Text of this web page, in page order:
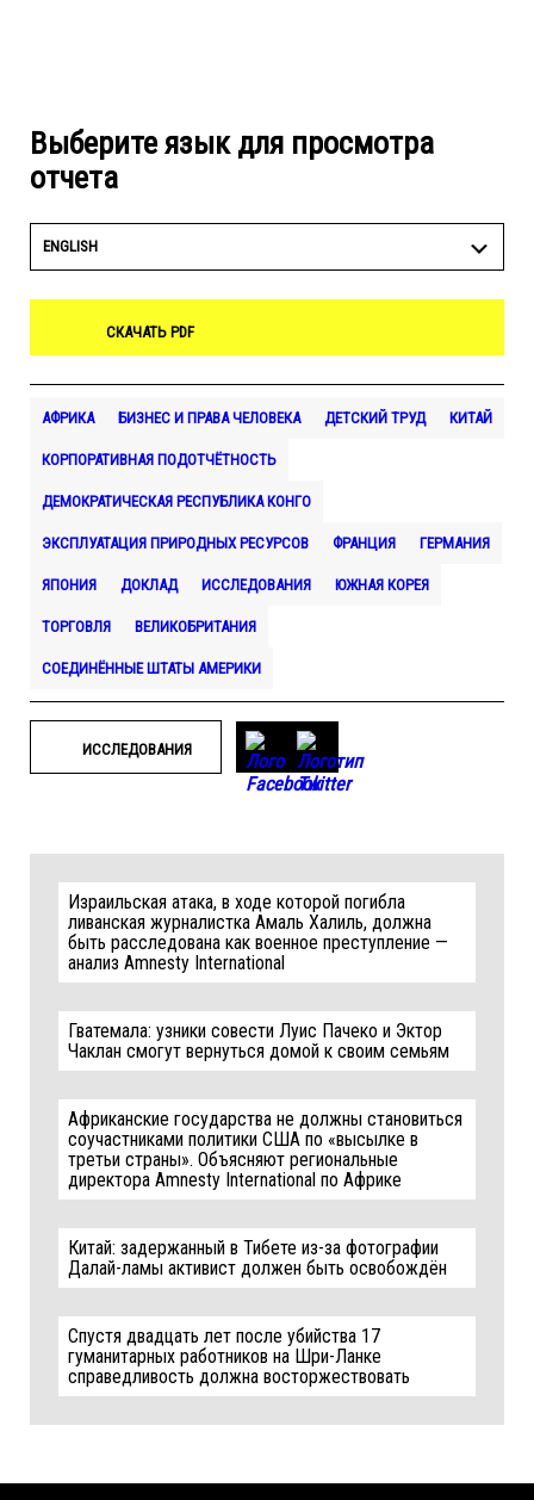
Выберите язык для просмотра
отчета
ENGLISH
СКАЧАТЬ PDF
АФРИКА БИЗНЕС И ПРАВА ЧЕЛОВЕКА ДЕТСКИЙ ТРУД КИТАЙ
КОРПОРАТИВНАЯ ПОДОТЧЁТНОСТЬ
ДЕМОКРАТИЧЕСКАЯ РЕСПУБЛИКА КОНГО
ЭКСПЛУАТАЦИЯ ПРИРОДНЫХ РЕСУРСОВ ФРАНЦИЯ ГЕРМАНИЯ
ЯПОНИЯ ДОКЛАД ИССЛЕДОВАНИЯ ЮЖНАЯ КОРЕЯ
ТОРГОВЛЯ ВЕЛИКОБРИТАНИЯ
СОЕДИНЁННЫЕ ШТАТЫ АМЕРИКИ
ИССЛЕДОВАНИЯ
Израильская атака, в ходе которой погибла
ливанская журналистка Амаль Халиль, должна
быть расследована как военное преступление —
анализ Amnesty International
Гватемала: узники совести Луис Пачеко и Эктор
Чаклан смогут вернуться домой к своим семьям
Африканские государства не должны становиться
соучастниками политики США по «высылке в
третьи страны». Объясняют региональные
директора Amnesty International по Африке
Китай: задержанный в Тибете из-за фотографии
Далай-ламы активист должен быть освобождён
Спустя двадцать лет после убийства 17
гуманитарных работников на Шри-Ланке
справедливость должна восторжествовать